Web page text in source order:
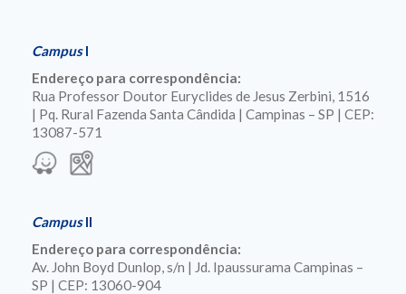
CampusI
Endereço para correspondência:
Rua Professor Doutor Euryclides de Jesus Zerbini, 1516
| Pq. Rural Fazenda Santa Cândida | Campinas – SP | CEP:
13087-571
CampusII
Endereço para correspondência:
Av. John Boyd Dunlop, s/n | Jd. Ipaussurama Campinas –
SP | CEP: 13060-904